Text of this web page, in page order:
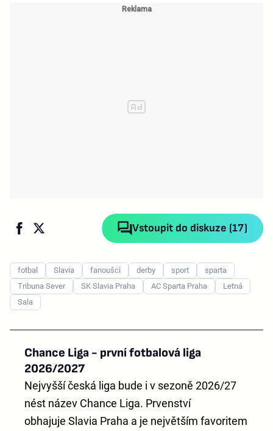
Vstoupit do diskuze (17)
fotbal Slavia fanoušci derby sport
sparta
Tribuna Sever
SK Slavia Praha AC Sparta Praha
Letná
Sala
Chance Liga - první fotbalová liga
2026/2027
Nejvyšší česká liga bude i v sezoně 2026/27
nést název Chance Liga. Prvenství
obhajuje Slavia Praha a je největším favoritem